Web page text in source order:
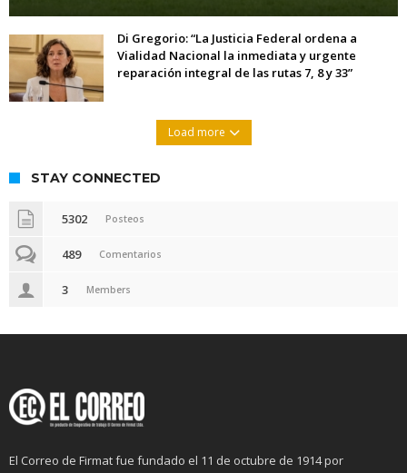
Di Gregorio: “La Justicia Federal ordena a
Vialidad Nacional la inmediata y urgente
reparación integral de las rutas 7, 8 y 33”
Load more
STAY CONNECTED
5302 Posteos
489 Comentarios
3 Members
El Correo de Firmat fue fundado el 11 de octubre de 1914 por